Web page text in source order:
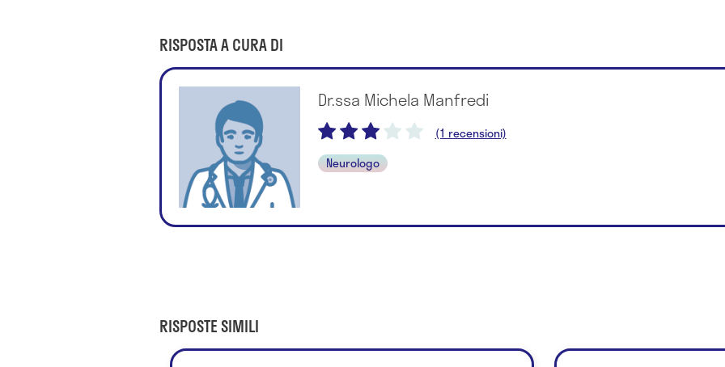
RISPOSTA A CURA DI
Dr.ssa Michela Manfredi
(1 recensioni)
Neurologo
RISPOSTE SIMILI